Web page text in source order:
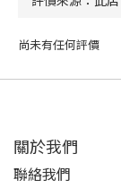
尚未有任何評價
關於我們
聯絡我們